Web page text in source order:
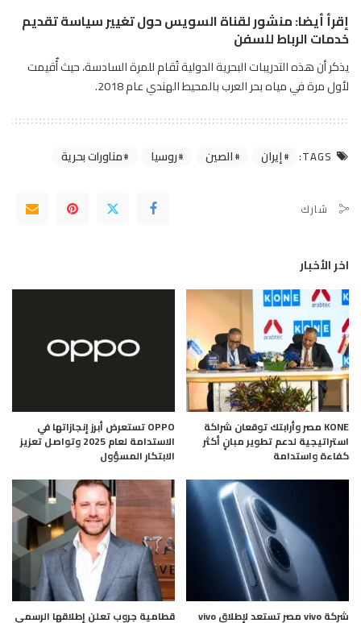
إقرأ أيضا:منشور لقناة السويس حول تغيير سياسة تقديم
خدمات الرباط للسفن
يذكر أن هذه التدريبات البحرية الدولية تُقام للمرة السادسة، حيث أٌقيمت
لأول مرة في مياه بحر العرب بالمحيط الهندي عام 2018.
TAGS: إيران الصين روسيا مناورات بحرية
شارك
اخر الأخبار
KONE مصر وأرابتك توقعان شراكة
استراتيجية لدعم تطوير مبانٍ أكثر
كفاءة واستدامة
OPPO تستعرض أبرز إنجازاتها في
الاستدامة لعام 2025 وتواصل تعزيز
الابتكار المسؤول
شركة vivo مصر تستعد لإطلاق vivo قطامية جروب تعلن إطلاقها الرسمي